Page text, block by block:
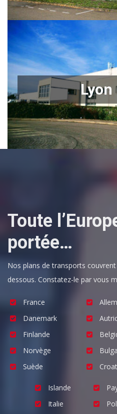
Lyon
Agence de
Notre équipe lyonnaise
vos demandes
En
Toute
portée…
Nos plans de transports couvrent
dessous. Constatez-le par vous
France
Danemark
Finlande
Norvège
Suède
Islande
Italie